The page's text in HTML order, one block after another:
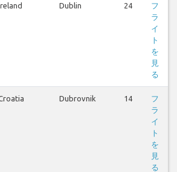
Dublin 24
フ
ラ
イ
ト
を
見
る
Dubrovnik 14
フ
ラ
イ
ト
を
見
る